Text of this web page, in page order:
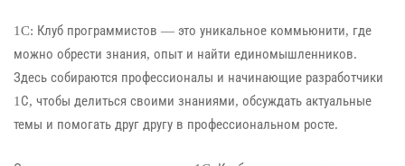
1C: Клуб программистов — это уникальное коммьюнити, где
можно обрести знания, опыт и найти единомышленников.
Здесь собираются профессионалы и начинающие разработчики
1С, чтобы делиться своими знаниями, обсуждать актуальные
темы и помогать друг другу в профессиональном росте.